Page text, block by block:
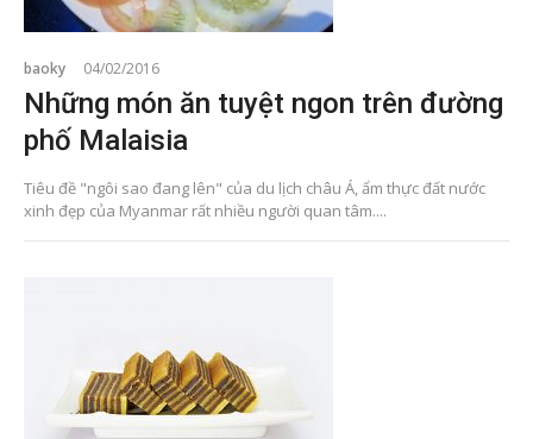
baoky 04/02/2016
Những món ăn tuyệt ngon trên đường
phố Malaisia
Tiêu đề "ngôi sao đang lên" của du lịch châu Á, ẩm thực đất nước
xinh đẹp của Myanmar rất nhiều người quan tâm....